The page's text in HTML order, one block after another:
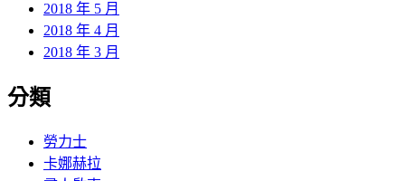
2018 年 5 月
2018 年 4 月
2018 年 3 月
分類
勞力士
卡娜赫拉